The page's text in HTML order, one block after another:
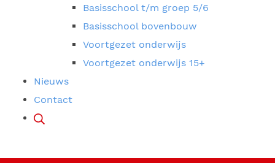
Basisschool t/m groep 5/6
Basisschool bovenbouw
Voortgezet onderwijs
Voortgezet onderwijs 15+
Nieuws
Contact